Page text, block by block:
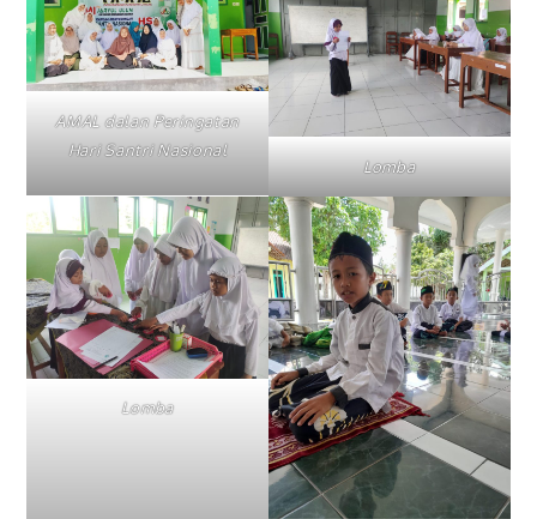
AMAL dalan Peringatan
Hari Santri Nasional
Lomba
Lomba